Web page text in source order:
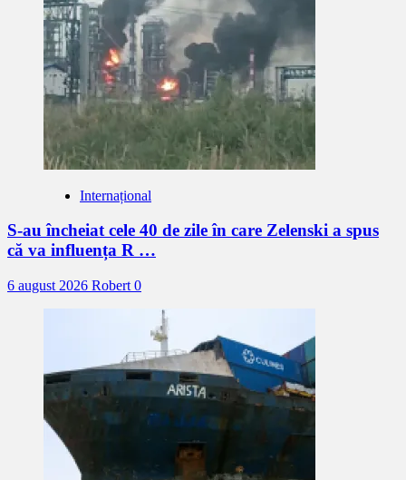
Internațional
S-au încheiat cele 40 de zile în care Zelenski a spus
că va influența R …
6 august 2026 Robert 0